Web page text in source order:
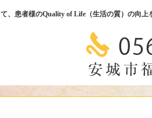
患者様のQuality of Life（生活の質）の向上